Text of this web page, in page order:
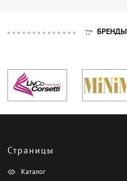
БРЕНДЫ
Страницы
Каталог